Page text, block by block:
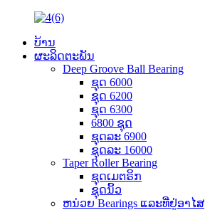
ບ້ານ
ຜະລິດຕະພັນ
Deep Groove Ball Bearing
ຊຸດ 6000
ຊຸດ 6200
ຊຸດ 6300
6800 ຊຸດ
ຊຸດລະ 6900
ຊຸດລະ 16000
Taper Roller Bearing
ຊຸດເມຕຣິກ
ຊຸດນິ້ວ
ຫນ່ວຍ Bearings ແລະທີ່ຢູ່ອາໄສ